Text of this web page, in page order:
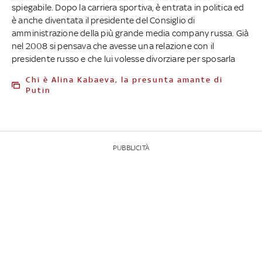
spiegabile. Dopo la carriera sportiva, è entrata in politica ed
è anche diventata il presidente del Consiglio di
amministrazione della più grande media company russa. Già
nel 2008 si pensava che avesse una relazione con il
presidente russo e che lui volesse divorziare per sposarla
Chi è Alina Kabaeva, la presunta amante di
Putin
PUBBLICITÀ